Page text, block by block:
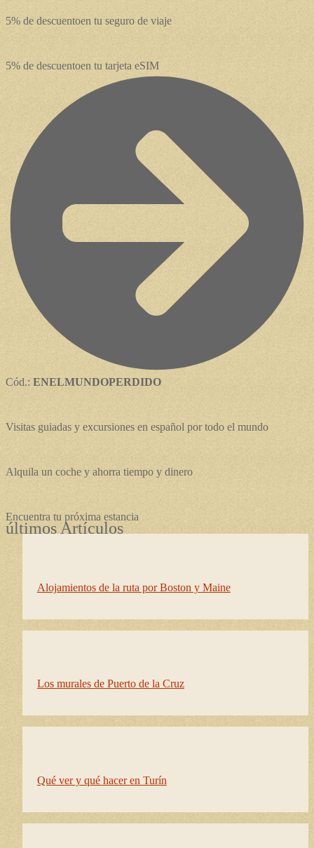
5% de descuentoen tu seguro de viaje
5% de descuentoen tu tarjeta eSIM
Cód.: ENELMUNDOPERDIDO
Visitas guiadas y excursiones en español por todo el mundo
Alquila un coche y ahorra tiempo y dinero
Encuentra tu próxima estancia
últimos Artículos
Alojamientos de la ruta por Boston y Maine
Los murales de Puerto de la Cruz
Qué ver y qué hacer en Turín